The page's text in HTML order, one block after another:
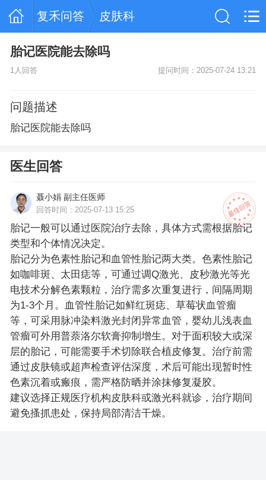
复禾问答 皮肤科
胎记医院能去除吗
1人回答 提问时间：2025-07-24 13:21
问题描述
胎记医院能去除吗
医生回答
聂小娟 副主任医师
回答时间：2025-07-13 15:25
胎记一般可以通过医院治疗去除，具体方式需根据胎记
类型和个体情况决定。
胎记分为色素性胎记和血管性胎记两大类。色素性胎记
如咖啡斑、太田痣等，可通过调Q激光、皮秒激光等光
电技术分解色素颗粒，治疗需多次重复进行，间隔周期
为1-3个月。血管性胎记如鲜红斑痣、草莓状血管瘤
等，可采用脉冲染料激光封闭异常血管，婴幼儿浅表血
管瘤可外用普萘洛尔软膏抑制增生。对于面积较大或深
层的胎记，可能需要手术切除联合植皮修复。治疗前需
通过皮肤镜或超声检查评估深度，术后可能出现暂时性
色素沉着或瘢痕，需严格防晒并涂抹修复凝胶。
建议选择正规医疗机构皮肤科或激光科就诊，治疗期间
避免搔抓患处，保持局部清洁干燥。